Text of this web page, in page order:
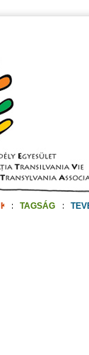
: TAGSÁG :
[RO] not found !